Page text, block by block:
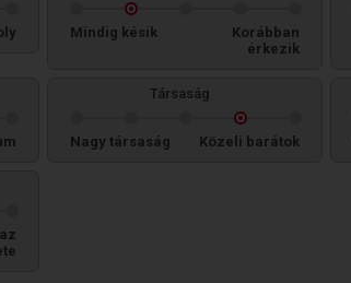
Mindig késik
Korábban
érkezik
Társaság
Nagy társaság Közeli barátok